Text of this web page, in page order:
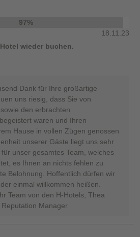
97%
18.11.23
wieder buchen.
Dank für Ihre großartige
uns riesig, dass Sie von
den erbrachten
waren und Ihren
Hause in vollen Zügen genossen
unserer Gäste liegt uns sehr
unser gesamtes Team, welches
es Ihnen an nichts fehlen zu
Belohnung. Hoffentlich dürfen wir
einmal willkommen heißen.
Team von den H-Hotels, Thea
Manager